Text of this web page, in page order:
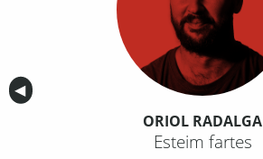
Anterior
◀︎
ORIOL RADALGA
Esteim fartes